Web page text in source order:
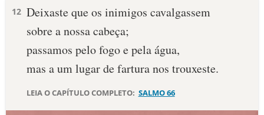
PALAVRA DO DIA
DEVOCIONAL DIÁRIO
12 Deixaste que os inimigos cavalgassem
sobre a nossa cabeça;
passamos pelo fogo e pela água,
mas a um lugar de fartura nos trouxeste.
LEIA O CAPÍTULO COMPLETO: SALMO 66